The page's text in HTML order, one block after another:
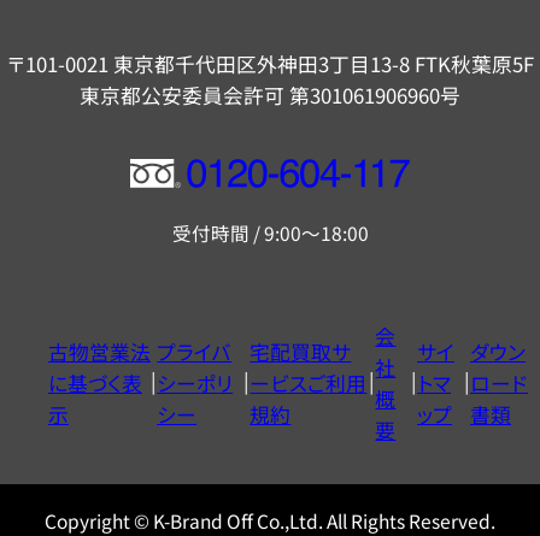
〒101-0021 東京都千代田区外神田3丁目13-8 FTK秋葉原5F
東京都公安委員会許可 第301061906960号
フ
ー
ヤ
ル
0120604117
受付時間 / 9:00～18:00
古物営業法
に基づく表
示
プライバ
シーポリ
シー
宅配買取サ
ービスご利用
規約
会
社
概
要
サイ
トマ
ップ
ダウン
ロード
書類
Copyright © K-Brand Off Co.,Ltd. All Rights Reserved.